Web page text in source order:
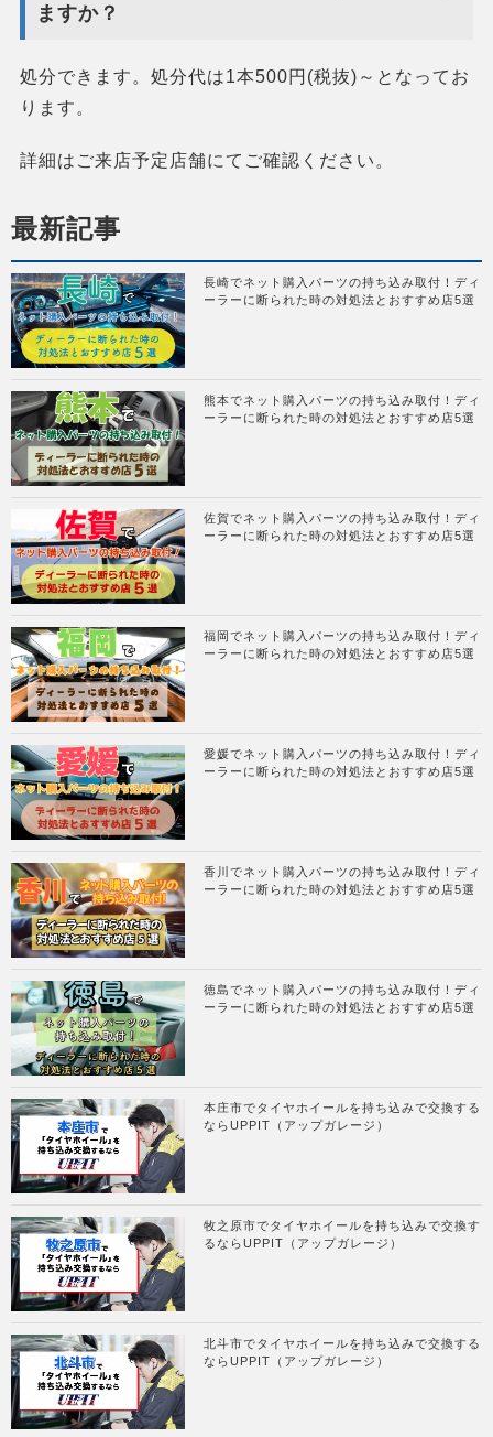
ますか？
処分できます。処分代は1本500円(税抜)～となってお
ります。
詳細はご来店予定店舗にてご確認ください。
最新記事
長崎でネット購入パーツの持ち込み取付！ディ
ーラーに断られた時の対処法とおすすめ店5選
熊本でネット購入パーツの持ち込み取付！ディ
ーラーに断られた時の対処法とおすすめ店5選
佐賀でネット購入パーツの持ち込み取付！ディ
ーラーに断られた時の対処法とおすすめ店5選
福岡でネット購入パーツの持ち込み取付！ディ
ーラーに断られた時の対処法とおすすめ店5選
愛媛でネット購入パーツの持ち込み取付！ディ
ーラーに断られた時の対処法とおすすめ店5選
香川でネット購入パーツの持ち込み取付！ディ
ーラーに断られた時の対処法とおすすめ店5選
徳島でネット購入パーツの持ち込み取付！ディ
ーラーに断られた時の対処法とおすすめ店5選
本庄市でタイヤホイールを持ち込みで交換する
ならUPPIT（アップガレージ）
牧之原市でタイヤホイールを持ち込みで交換す
るならUPPIT（アップガレージ）
北斗市でタイヤホイールを持ち込みで交換する
ならUPPIT（アップガレージ）